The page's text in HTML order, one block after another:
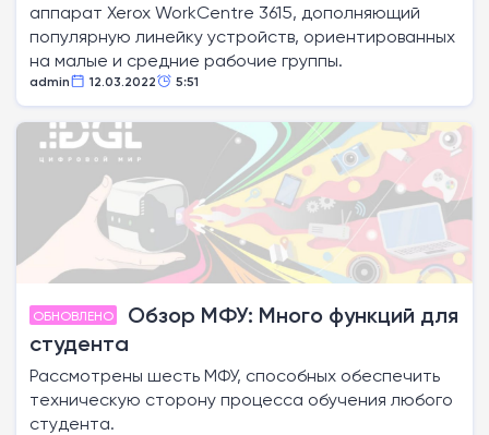
аппарат Xerox WorkCentre 3615, дополняющий
популярную линейку устройств, ориентированных
на малые и средние рабочие группы.
admin 12.03.2022 5:51
ОБНОВЛЕНО
Обзор МФУ: Много функций для
студента
Рассмотрены шесть МФУ, способных обеспечить
техническую сторону процесса обучения любого
студента.